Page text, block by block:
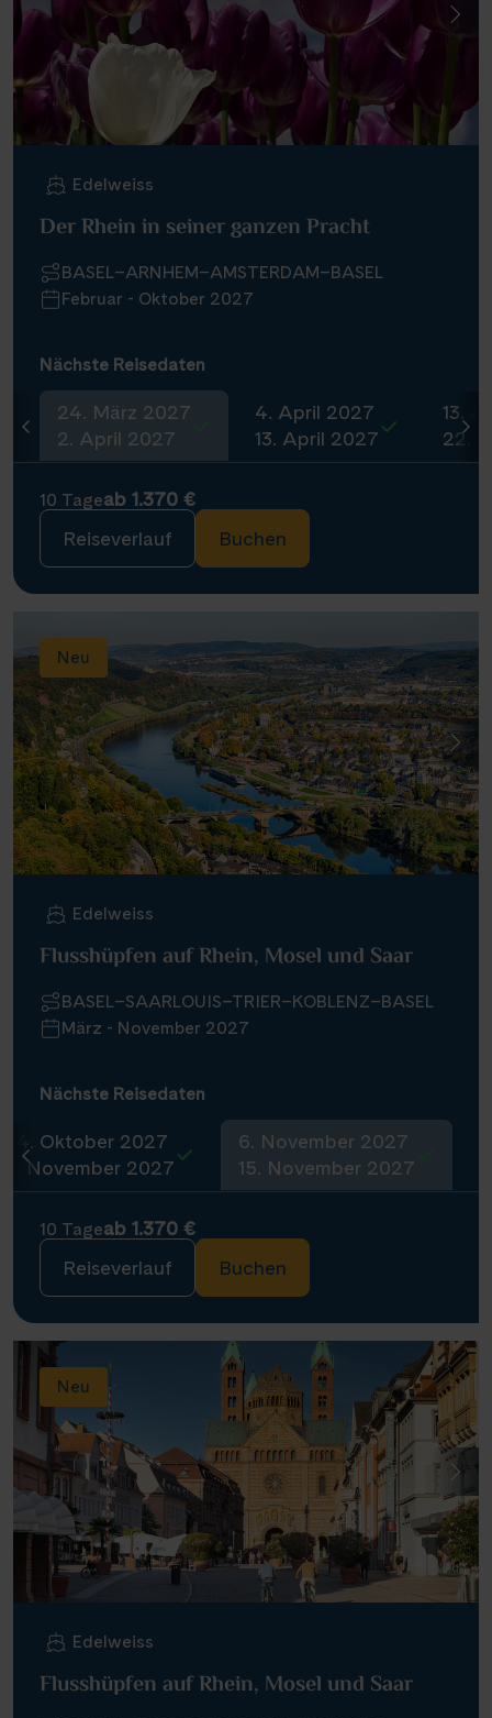
Edelweiss
Der Rhein in seiner ganzen Pracht
BASEL–ARNHEM–AMSTERDAM–BASEL
Februar - Oktober 2027
Nächste Reisedaten
24. März 2027
2. April 2027
4. April 2027
13. April 2027
13.
22.
10 Tageab 1.370 €
Reiseverlauf
Buchen
Neu
Edelweiss
Flusshüpfen auf Rhein, Mosel und Saar
BASEL–SAARLOUIS–TRIER–KOBLENZ–BASEL
März - November 2027
Nächste Reisedaten
24. Oktober 2027
2. November 2027
6. November 2027
15. November 2027
10 Tageab 1.370 €
Reiseverlauf
Buchen
Neu
Edelweiss
Flusshüpfen auf Rhein, Mosel und Saar